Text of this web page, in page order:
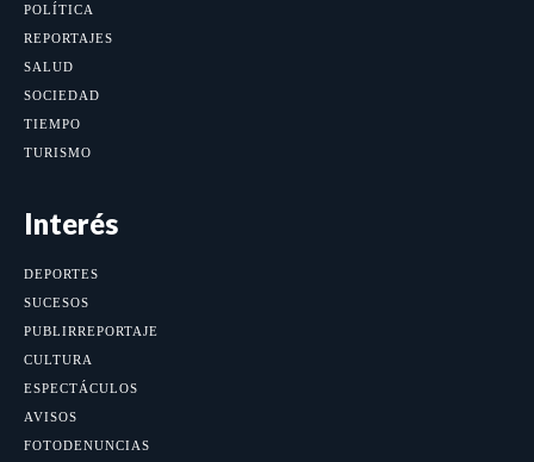
POLÍTICA
REPORTAJES
SALUD
SOCIEDAD
TIEMPO
TURISMO
Interés
DEPORTES
SUCESOS
PUBLIRREPORTAJE
CULTURA
ESPECTÁCULOS
AVISOS
FOTODENUNCIAS